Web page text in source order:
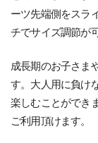
ーツ先端側をスラ
チでサイズ調節が
成長期のお子さま
す。大人用に負け
楽しむことができ
ご利用頂けます。